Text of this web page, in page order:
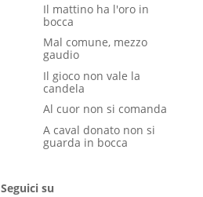
Il mattino ha l'oro in
bocca
Mal comune, mezzo
gaudio
Il gioco non vale la
candela
Al cuor non si comanda
A caval donato non si
guarda in bocca
Seguici su